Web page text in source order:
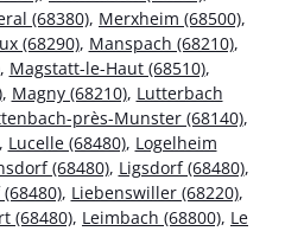
(68380), Merxheim (68500),
(68290), Manspach (68210),
, Magstatt-le-Haut (68510),
, Magny (68210), Lutterbach
près-Munster (68140),
Lucelle (68480), Logelheim
(68480), Ligsdorf (68480),
, Liebenswiller (68220),
(68480), Leimbach (68800), Le